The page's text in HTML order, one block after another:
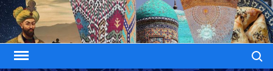
Skip
to
content